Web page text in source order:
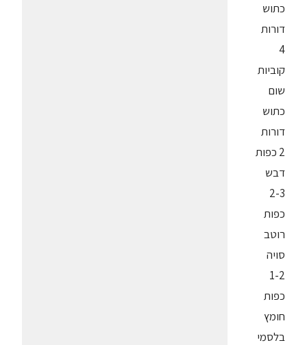
כתוש
דורות
4
קוביות
שום
כתוש
דורות
2 כפות
דבש
2-3
כפות
רוטב
סויה
1-2
כפות
חומץ
בלסמי